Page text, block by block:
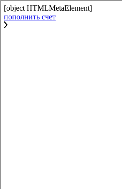
[object HTMLMetaElement]
пополнить счет